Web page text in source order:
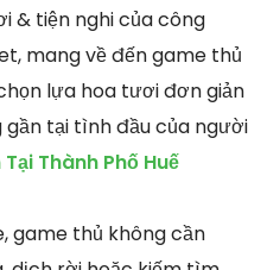
& tiện nghi của công
mang về đến game thủ
lựa hoa tươi đơn giản
tại tình đầu của người
Thành Phố Huế
game thủ không cần